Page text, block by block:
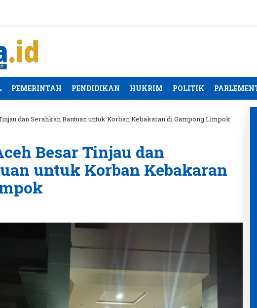
PEMERINTAH PENDIDIKAN HUKRIM POLITIK
dan Serahkan Bantuan untuk Korban Kebakaran di Gampong Limpok
Besar Tinjau dan
untuk Korban Kebakaran